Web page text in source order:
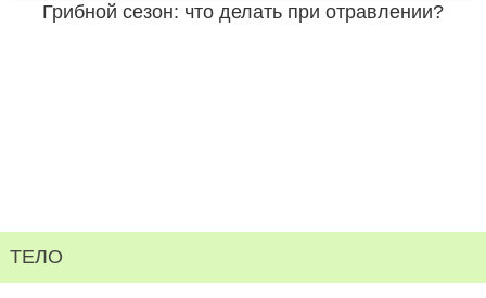
Грибной сезон: что делать при отравлении?
ТЕЛО